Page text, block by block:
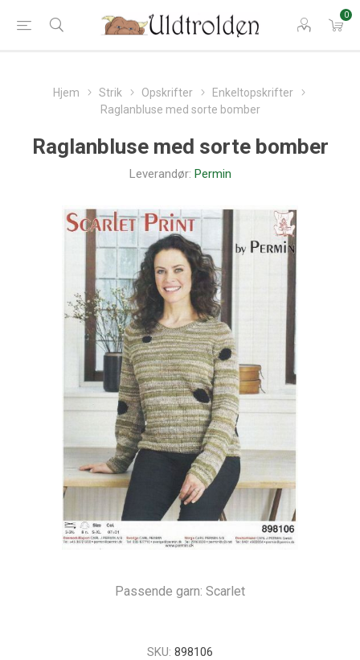
0
Hjem Strik Opskrifter
Enkeltopskrifter
Raglanbluse med sorte bomber
Raglanbluse med sorte bomber
Leverandør: Permin
Passende garn: Scarlet
SKU: 898106